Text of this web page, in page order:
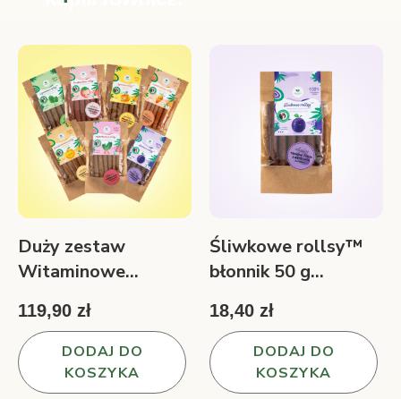
Duży zestaw
Witaminowe
350 g
119,90 zł
DODAJ DO
KOSZYKA
Śliwkowe rollsy™
błonnik 50 g
18,40 zł
DODAJ DO
KOSZYKA